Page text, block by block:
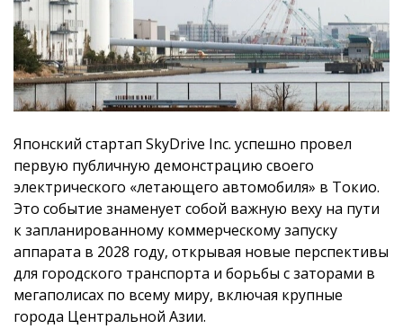
Японский стартап SkyDrive Inc. успешно провел
первую публичную демонстрацию своего
электрического «летающего автомобиля» в Токио.
Это событие знаменует собой важную веху на пути
к запланированному коммерческому запуску
аппарата в 2028 году, открывая новые перспективы
для городского транспорта и борьбы с заторами в
мегаполисах по всему миру, включая крупные
города Центральной Азии.